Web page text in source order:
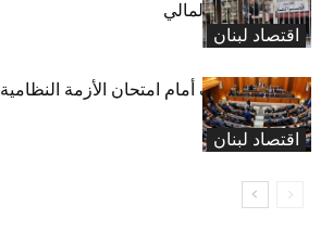
اقتصاد لبنان
قانون الانتظام المالي
اقتصاد لبنان
قانون المصارف أمام امتحان الأزمة النظامية